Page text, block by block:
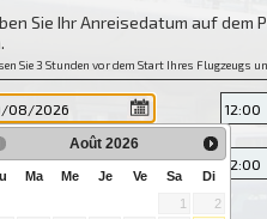
Sie Ihr Anreisedatum auf dem
Sie 3 Stunden vor dem Start Ihres Flugzeugs
Août 2026
Ma Me Je Ve Sa
Di
1
2